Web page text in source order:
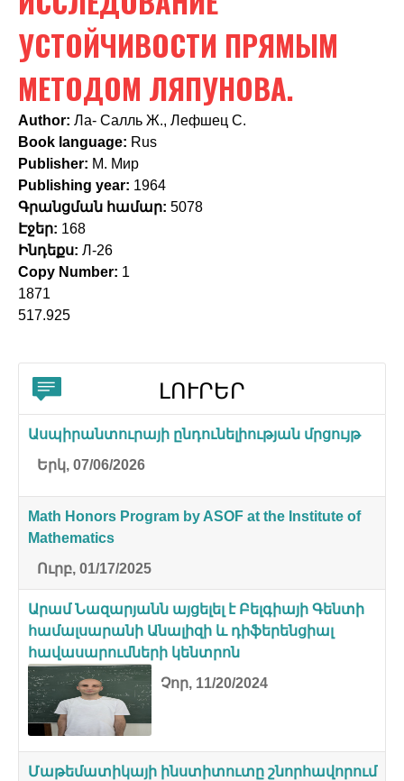
h
f
o
r
m
УСТОЙЧИВОСТИ ПРЯМЫМ
МЕТОДОМ ЛЯПУНОВА.
Author: Ла- Салль Ж., Лефшец С.
Book language: Rus
Publisher: М. Мир
Publishing year: 1964
Գրանցման համար: 5078
Էջեր: 168
Ինդեքս: Л-26
Copy Number: 1
1871
517.925
ԼՈՒՐԵՐ
Ասպիրանտուրայի ընդունելիության մրցույթ
Երկ, 07/06/2026
Math Honors Program by ASOF at the Institute of
Mathematics
Ուրբ, 01/17/2025
Արամ Նազարյանն այցելել է Բելգիայի Գենտի
համալսարանի Անալիզի և դիֆերենցիալ
հավասարումների կենտրոն
Չոր, 11/20/2024
Մաթեմատիկայի ինստիտուտը շնորհավորում